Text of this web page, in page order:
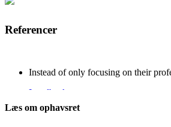
Referencer
Instead of only focusing on their
Lundbeck
I Holbæk Kommune har
Læs om ophavsret